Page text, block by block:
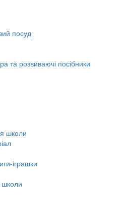
посуд
та розвиваючі посібники
школи
іграшки
школи